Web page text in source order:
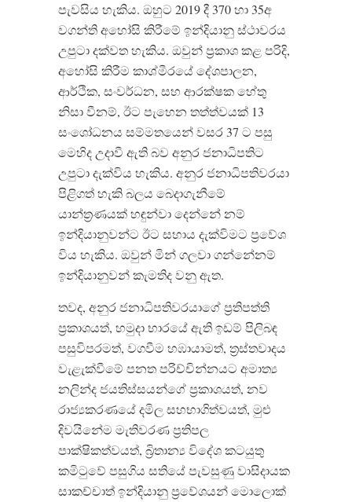
පැවසිය හැකිය. ඔහුට 2019දී 370හා 35අ
වගන්ති අහෝසි කිරීමේ ඉන්දියානු ස්ථාවරය
උපුටා දක්වත හැකිය. ඔවුන් ප්‍රකාශ කළ පරිදි,
අහෝසි කිරීම කාශ්මීරයේ දේශපාලන,
ආර්ථික, සංවර්ධන, සහ ආරක්ෂක හේතු
නිසා වීනම්, ඊට පැහෙන තත්ත්වයක් 13
සංශෝධනය සම්මතයෙන් වසර 37 ට පසු
මෙහිද උදාවී ඇති බව අනුර ජනාධිපතිට
උපුටා දැක්විය හැකිය. අනුර ජනාධිපතිවරයා
පිළිගත් හැකි බලය බෙදාගැනීමේ
යාන්ත්‍රණයක් හඳුන්වා දෙන්නේ නම්
ඉන්දියානුවන්ට ඊට සහාය දැක්විමට ප්‍රවේශ
විය හැකිය. ඔවුන් මින් ගලවා ගන්නේනම්
ඉන්දියානුවන් කැමතිද වනු ඇත.
තවද, අනුර ජනාධිපතිවරයාගේ ප්‍රතිපත්ති
ප්‍රකාශයත්, හමුදා භාරයේ ඇති ඉඩම් පිලිබඳ
පසුවිපරමත්, වගවීම හඹායාමත්, ත්‍රස්තවාදය
වැළැක්වීමේ පනත පරිච්චින්නයට අමාත්‍ය
නලින්ද ජයතිස්සයන්ගේ ප්‍රකාශයත්, නව
රාජ්‍යකරණයේ දමිල සහභාගිත්වයත්, මුළු
දිවයිනේම මැතිවරණ ප්‍රතිපල
පාක්ෂිකත්වයත්, බ්‍රිතාන්‍ය විදේශ කටයුතු
කමිටුවේ පසුගිය සතියේ පැවසුණු වාසිදායක
සාකච්චාත් ඉන්දියානු ප්‍රවේශයන් මොලොක්